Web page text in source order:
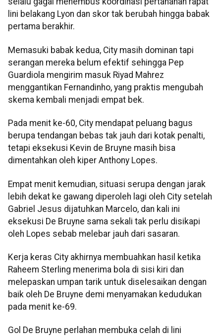
lini belakang Lyon dan skor tak berubah hingga babak
pertama berakhir.
Memasuki babak kedua, City masih dominan tapi
serangan mereka belum efektif sehingga Pep
Guardiola mengirim masuk Riyad Mahrez
menggantikan Fernandinho, yang praktis mengubah
skema kembali menjadi empat bek.
Pada menit ke-60, City mendapat peluang bagus
berupa tendangan bebas tak jauh dari kotak penalti,
tetapi eksekusi Kevin de Bruyne masih bisa
dimentahkan oleh kiper Anthony Lopes.
Empat menit kemudian, situasi serupa dengan jarak
lebih dekat ke gawang diperoleh lagi oleh City setelah
Gabriel Jesus dijatuhkan Marcelo, dan kali ini
eksekusi De Bruyne sama sekali tak perlu disikapi
oleh Lopes sebab melebar jauh dari sasaran.
Kerja keras City akhirnya membuahkan hasil ketika
Raheem Sterling menerima bola di sisi kiri dan
melepaskan umpan tarik untuk diselesaikan dengan
baik oleh De Bruyne demi menyamakan kedudukan
pada menit ke-69.
Gol De Bruyne perlahan membuka celah di lini